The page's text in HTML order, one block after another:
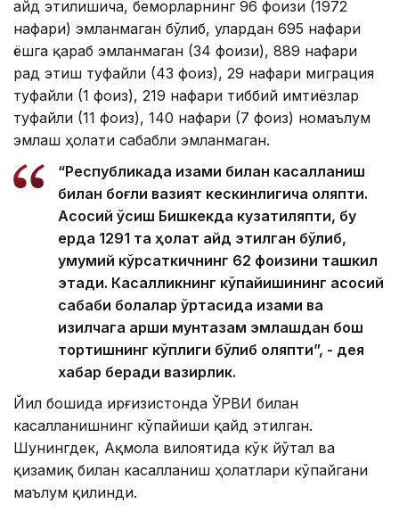
Қайд этилишича, беморларнинг 96 фоизи (1972
нафари) эмланмаган бўлиб, улардан 695 нафари
ёшга қараб эмланмаган (34 фоизи), 889 нафари
рад этиш туфайли (43 фоиз), 29 нафари миграция
туфайли (1 фоиз), 219 нафари тиббий имтиёзлар
туфайли (11 фоиз), 140 нафари (7 фоиз) номаълум
эмлаш ҳолати сабабли эмланмаган.
“Республикада қизамиқ билан касалланиш
билан боғлиқ вазият кескинлигича қоляпти.
Асосий ўсиш Бишкекда кузатиляпти, бу
ерда 1291 та ҳолат қайд этилган бўлиб,
умумий кўрсаткичнинг 62 фоизини ташкил
этади. Касалликнинг кўпайишининг асосий
сабаби болалар ўртасида қизамиқ ва
қизилчага қарши мунтазам эмлашдан бош
тортишнинг кўплиги бўлиб қоляпти”, - дея
хабар беради вазирлик.
Йил бошида Қирғизистонда ЎРВИ билан
касалланишнинг кўпайиши қайд этилган.
Шунингдек, Ақмола вилоятида кўк йўтал ва
қизамиқ билан касалланиш ҳолатлари кўпайгани
маълум қилинди.